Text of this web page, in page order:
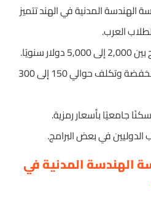
الهندسة المدنية في الهند تتميز
العرب.
سنويًا.
المعيشة في الهند منخفضة وتكلف حوالي 150 إلى 300
جامعيًا بأسعار رمزية.
في بعض البرامج.
الهندسة المدنية في